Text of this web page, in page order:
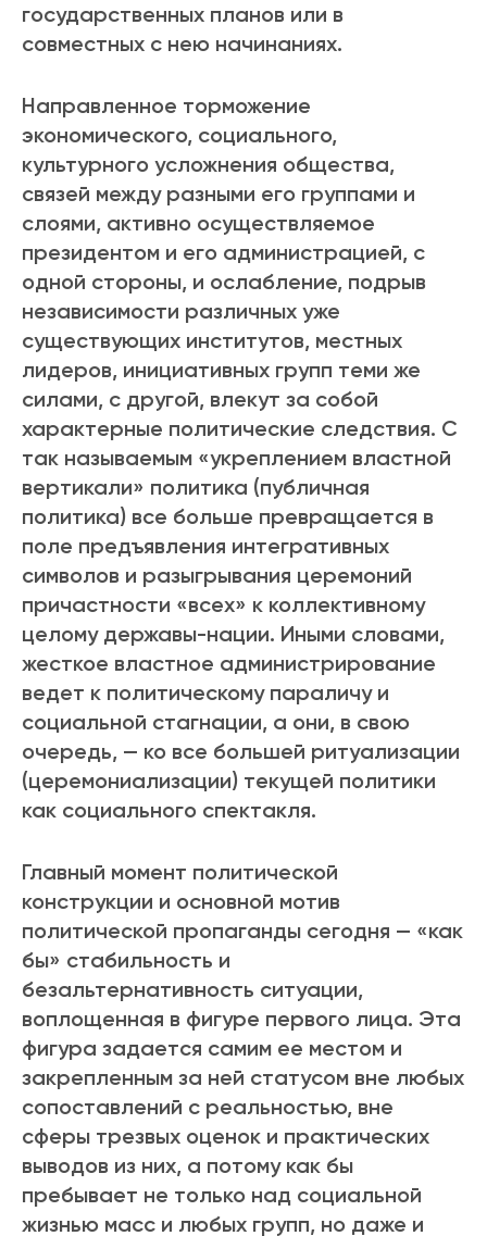
государственных планов или в
совместных с нею начинаниях.
Направленное торможение
экономического, социального,
культурного усложнения общества,
связей между разными его группами и
слоями, активно осуществляемое
президентом и его администрацией, с
одной стороны, и ослабление, подрыв
независимости различных уже
существующих институтов, местных
лидеров, инициативных групп теми же
силами, с другой, влекут за собой
характерные политические следствия. С
так называемым «укреплением властной
вертикали» политика (публичная
политика) все больше превращается в
поле предъявления интегративных
символов и разыгрывания церемоний
причастности «всех» к коллективному
целому державы-нации. Иными словами,
жесткое властное администрирование
ведет к политическому параличу и
социальной стагнации, а они, в свою
очередь, — ко все большей ритуализации
(церемониализации) текущей политики
как социального спектакля.
Главный момент политической
конструкции и основной мотив
политической пропаганды сегодня — «как
бы» стабильность и
безальтернативность ситуации,
воплощенная в фигуре первого лица. Эта
фигура задается самим ее местом и
закрепленным за ней статусом вне любых
сопоставлений с реальностью, вне
сферы трезвых оценок и практических
выводов из них, а потому как бы
пребывает не только над социальной
жизнью масс и любых групп, но даже и